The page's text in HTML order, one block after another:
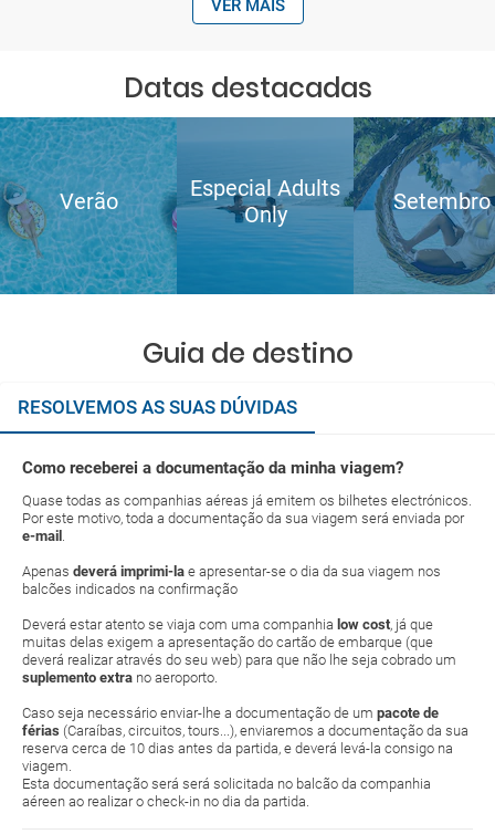
VER MAIS
Datas destacadas
Verão
Especial Adults
Only
Setembro
Guia de destino
RESOLVEMOS AS SUAS DÚVIDAS
Como receberei a documentação da minha viagem?
Quase todas as companhias aéreas já emitem os bilhetes electrónicos.
Por este motivo, toda a documentação da sua viagem será enviada por
e-mail .
Apenas deverá imprimi-la e apresentar-se o dia da sua viagem nos
balcões indicados na confirmação
Deverá estar atento se viaja com uma companhia low cost, já que
muitas delas exigem a apresentação do cartão de embarque (que
deverá realizar através do seu web) para que não lhe seja cobrado um
suplemento extra no aeroporto.
Caso seja necessário enviar-lhe a documentação de um pacote de
férias (Caraíbas, circuitos, tours...), enviaremos a documentação da sua
reserva cerca de 10 dias antes da partida, e deverá levá-la consigo na
viagem.
Esta documentação será será solicitada no balcão da companhia
aéreen ao realizar o check-in no dia da partida.